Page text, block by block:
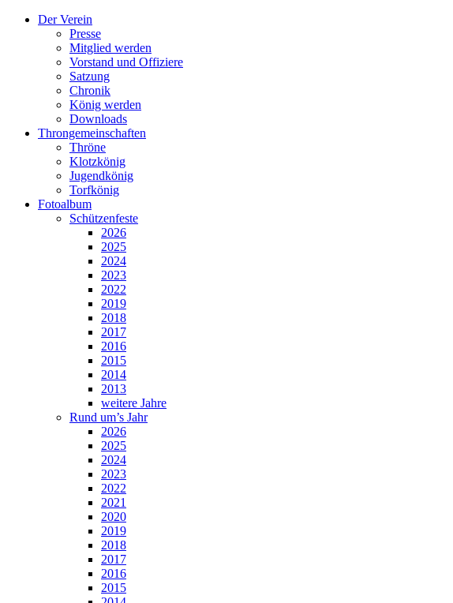
Der Verein
Presse
Mitglied werden
Vorstand und Offiziere
Satzung
Chronik
König werden
Downloads
Throngemeinschaften
Thröne
Klotzkönig
Jugendkönig
Torfkönig
Fotoalbum
Schützenfeste
2026
2025
2024
2023
2022
2019
2018
2017
2016
2015
2014
2013
weitere Jahre
Rund um’s Jahr
2026
2025
2024
2023
2022
2021
2020
2019
2018
2017
2016
2015